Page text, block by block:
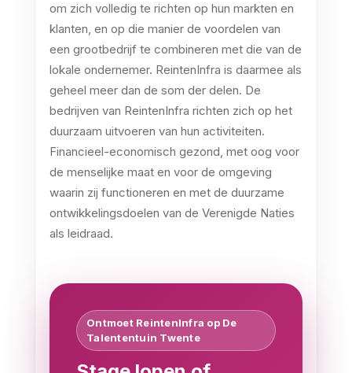
om zich volledig te richten op hun markten en
klanten, en op die manier de voordelen van
een grootbedrijf te combineren met die van de
lokale ondernemer. ReintenInfra is daarmee als
geheel meer dan de som der delen. De
bedrijven van ReintenInfra richten zich op het
duurzaam uitvoeren van hun activiteiten.
Financieel-economisch gezond, met oog voor
de menselijke maat en voor de omgeving
waarin zij functioneren en met de duurzame
ontwikkelingsdoelen van de Verenigde Naties
als leidraad.
Ontmoet ReintenInfra op De
Talententuin Twente